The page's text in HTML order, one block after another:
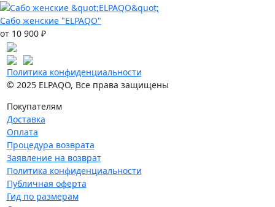
Сабо женские "ELPAQO"
от 10 900 ₽
Политика конфиденциальности
© 2025 ELPAQO, Все права защищены
Покупателям
Доставка
Оплата
Процедура возврата
Заявление на возврат
Политика конфиденциальности
Публичная оферта
Гид по размерам